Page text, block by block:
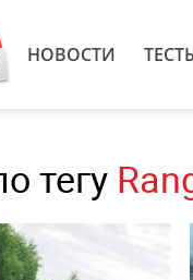
НОВОСТИ
тегу